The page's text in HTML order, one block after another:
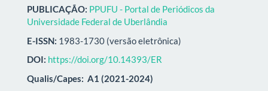
PUBLICAÇÃO: PPUFU - Portal de Periódicos da
Universidade Federal de Uberlândia
E-ISSN: 1983-1730 (versão eletrônica)
DOI: https://doi.org/10.14393/ER
Qualis/Capes: A1 (2021-2024)